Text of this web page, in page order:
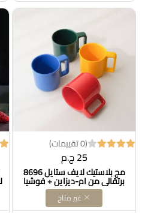
(0 تقييمات)
25 ج.م
مج بلاستيك لايف ستايل 8696
برتقالي من ام-ديزاين + فوشيا
8694 Dollars for imporT كود
B0CCSGTPMQ
غير متاح